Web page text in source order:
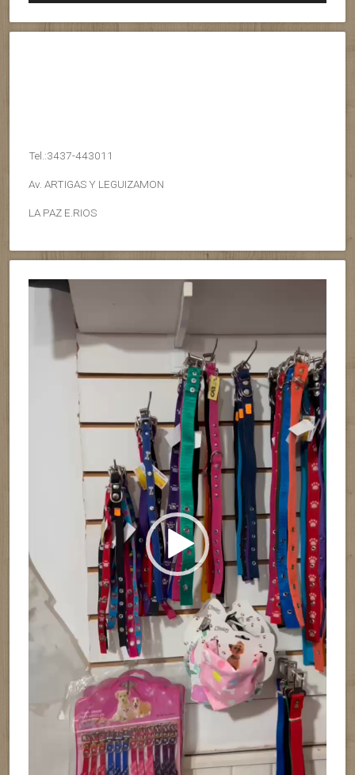
Tel.:3437-443011
Av. ARTIGAS Y LEGUIZAMON
LA PAZ E.RIOS
Reproductor